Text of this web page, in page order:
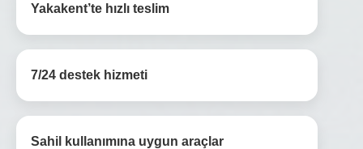
Yakakent’te hızlı teslim
7/24 destek hizmeti
Sahil kullanımına uygun araçlar